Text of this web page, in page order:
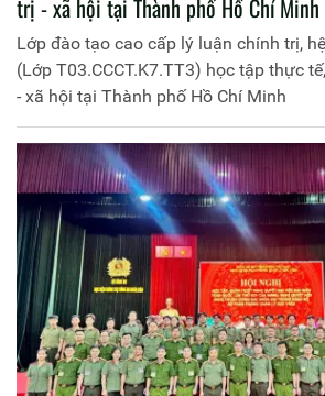
trị - xã hội tại Thành phố Hồ Chí Minh
Lớp đào tạo cao cấp lý luận chính trị,
(Lớp T03.CCCT.K7.TT3) học tập thực
- xã hội tại Thành phố Hồ Chí Minh